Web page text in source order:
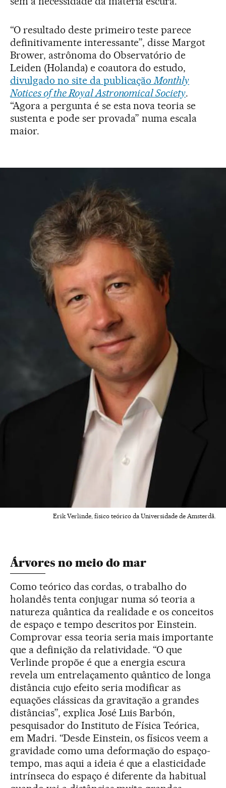
“O resultado deste primeiro teste parece
definitivamente interessante”, disse Margot
Brower, astrônoma do Observatório de
Leiden (Holanda) e coautora do estudo,
divulgado no site da publicaçãoMonthly
Notices of the Royal Astronomical Society.
“Agora a pergunta é se esta nova teoria se
sustenta e pode ser provada” numa escala
maior.
Erik Verlinde, físico teórico da Universidade de Amsterdã.
Árvores no meio do mar
Como teórico das cordas, o trabalho do
holandês tenta conjugar numa só teoria a
natureza quântica da realidade e os conceitos
de espaço e tempo descritos por Einstein.
Comprovar essa teoria seria mais importante
que a definição da relatividade. “O que
Verlinde propõe é que a energia escura
revela um entrelaçamento quântico de longa
distância cujo efeito seria modificar as
equações clássicas da gravitação a grandes
distâncias”, explica José Luis Barbón,
pesquisador do Instituto de Física Teórica,
em Madri. “Desde Einstein, os físicos veem a
gravidade como uma deformação do espaço-
tempo, mas aqui a ideia é que a elasticidade
intrínseca do espaço é diferente da habitual